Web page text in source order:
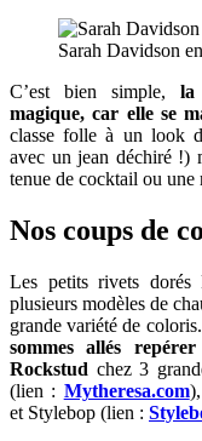
Sarah Davidson
C’est bien simple, la
magique, car elle se
classe folle à un look
avec un jean déchiré !)
tenue de cocktail ou une
Nos coups de
Les petits rivets dorés
plusieurs modèles de
grande variété de coloris.
sommes allés
Rockstud chez 3
(lien : Mytheresa.com
et Stylebop (lien :